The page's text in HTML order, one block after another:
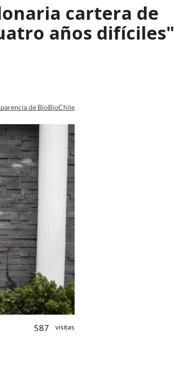
cartera de
años difíciles"
de BioBioChile
587 visitas